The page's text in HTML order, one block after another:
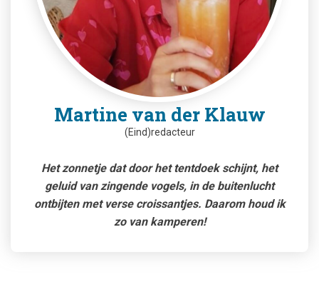
Martine van der Klauw
(Eind)redacteur
Het zonnetje dat door het tentdoek schijnt, het
geluid van zingende vogels, in de buitenlucht
ontbijten met verse croissantjes. Daarom houd ik
zo van kamperen!